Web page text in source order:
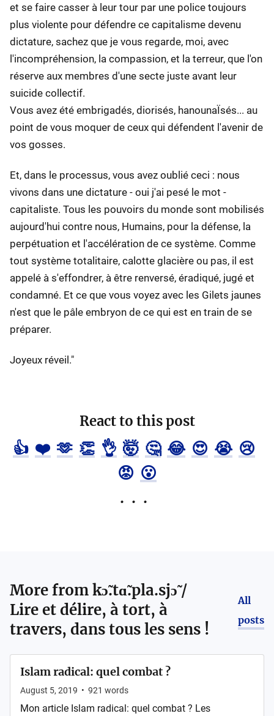
et se faire casser à leur tour par une police toujours
plus violente pour défendre ce capitalisme devenu
dictature, sachez que je vous regarde, moi, avec
l'incompréhension, la compassion, et la terreur, que l'on
réserve aux membres d'une secte juste avant leur
suicide collectif.
Vous avez été embrigadés, diorisés, hanounaÏsés... au
point de vous moquer de ceux qui défendent l'avenir de
vos gosses.
Et, dans le processus, vous avez oublié ceci : nous
vivons dans une dictature - oui j'ai pesé le mot -
capitaliste. Tous les pouvoirs du monde sont mobilisés
aujourd'hui contre nous, Humains, pour la défense, la
perpétuation et l'accélération de ce système. Comme
tout système totalitaire, calotte glacière ou pas, il est
appelé à s'effondrer, à être renversé, éradiqué, jugé et
condamné. Et ce que vous voyez avec les Gilets jaunes
n'est que le pâle embryon de ce qui est en train de se
préparer.
Joyeux réveil."
React to this post
👍 ❤️ 🫶 👏 👌 🤯 🤔 😂 😍 😭 😢
😡 😮
More fromkɔ̃.tɑ̃.pla.sjɔ̃ /
Lire et délire, à tort, à
travers, dans tous les sens !
All
posts
Islam radical: quel combat ?
August 5, 2019 • 921 words
Mon article Islam radical: quel combat ? Les